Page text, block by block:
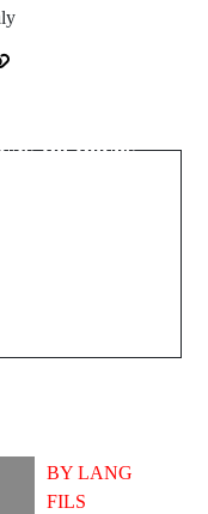
de décès
BYLANG
FILS